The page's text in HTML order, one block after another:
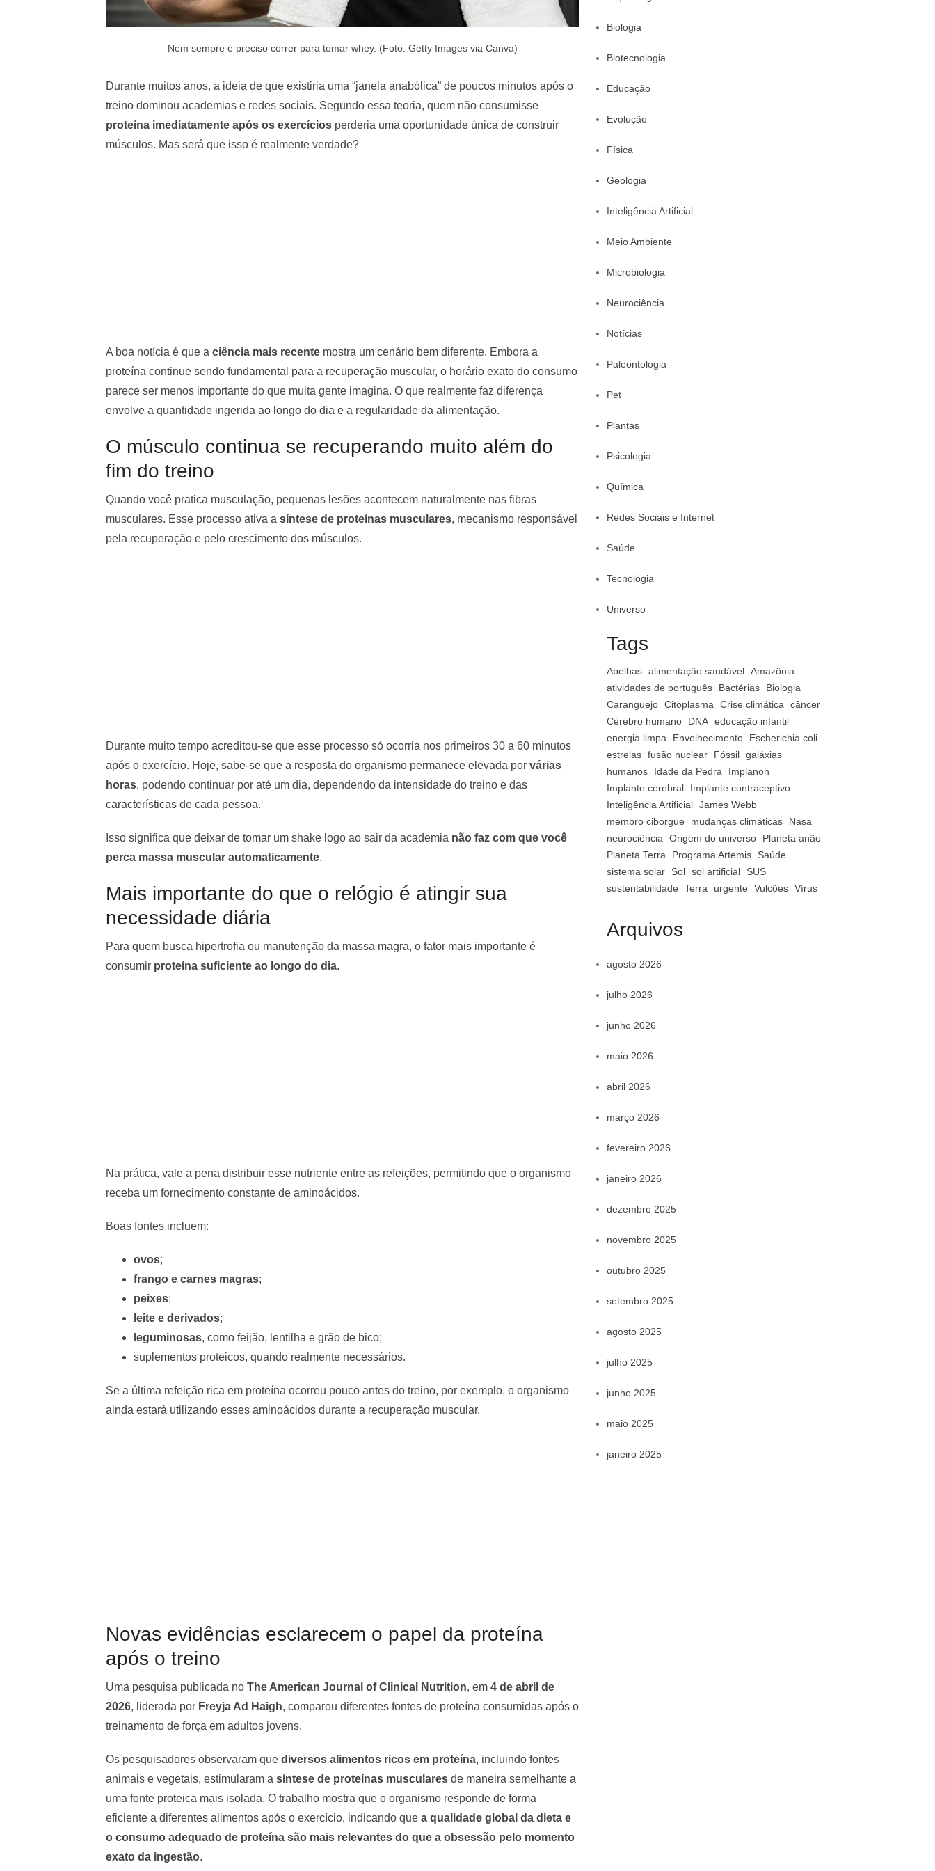
Nem sempre é preciso correr para tomar whey. (Foto: Getty Images via Canva)
Durante muitos anos, a ideia de que existiria uma “janela anabólica” de poucos minutos após o
treino dominou academias e redes sociais. Segundo essa teoria, quem não consumisse
proteína imediatamente após os exercícios perderia uma oportunidade única de construir
músculos. Mas será que isso é realmente verdade?
A boa notícia é que a ciência mais recente mostra um cenário bem diferente. Embora a
proteína continue sendo fundamental para a recuperação muscular, o horário exato do consumo
parece ser menos importante do que muita gente imagina. O que realmente faz diferença
envolve a quantidade ingerida ao longo do dia e a regularidade da alimentação.
O músculo continua se recuperando muito além do
fim do treino
Quando você pratica musculação, pequenas lesões acontecem naturalmente nas fibras
musculares. Esse processo ativa a síntese de proteínas musculares, mecanismo responsável
pela recuperação e pelo crescimento dos músculos.
Durante muito tempo acreditou-se que esse processo só ocorria nos primeiros 30 a 60 minutos
após o exercício. Hoje, sabe-se que a resposta do organismo permanece elevada por várias
horas, podendo continuar por até um dia, dependendo da intensidade do treino e das
características de cada pessoa.
Isso significa que deixar de tomar um shake logo ao sair da academia não faz com que você
perca massa muscular automaticamente.
Mais importante do que o relógio é atingir sua
necessidade diária
Para quem busca hipertrofia ou manutenção da massa magra, o fator mais importante é
consumir proteína suficiente ao longo do dia.
Na prática, vale a pena distribuir esse nutriente entre as refeições, permitindo que o organismo
receba um fornecimento constante de aminoácidos.
Boas fontes incluem:
ovos;
frango e carnes magras;
peixes;
leite e derivados;
leguminosas, como feijão, lentilha e grão de bico;
suplementos proteicos, quando realmente necessários.
Se a última refeição rica em proteína ocorreu pouco antes do treino, por exemplo, o organismo
ainda estará utilizando esses aminoácidos durante a recuperação muscular.
Novas evidências esclarecem o papel da proteína
após o treino
Uma pesquisa publicada no The American Journal of Clinical Nutrition, em 4 de abril de
2026, liderada por Freyja Ad Haigh, comparou diferentes fontes de proteína consumidas após o
treinamento de força em adultos jovens.
Os pesquisadores observaram que diversos alimentos ricos em proteína, incluindo fontes
animais e vegetais, estimularam a síntese de proteínas musculares de maneira semelhante a
uma fonte proteica mais isolada. O trabalho mostra que o organismo responde de forma
eficiente a diferentes alimentos após o exercício, indicando que a qualidade global da dieta e
o consumo adequado de proteína são mais relevantes do que a obsessão pelo momento
exato da ingestão.
Biologia
Biotecnologia
Educação
Evolução
Física
Geologia
Inteligência Artificial
Meio Ambiente
Microbiologia
Neurociência
Notícias
Paleontologia
Pet
Plantas
Psicologia
Química
Redes Sociais e Internet
Saúde
Tecnologia
Universo
Tags
Abelhas alimentação saudável Amazônia
atividades de português
Bactérias
Biologia
Caranguejo Citoplasma Crise climática
câncer
Cérebro humano
DNA educação infantil
energia limpa
Envelhecimento
Escherichia coli
estrelas fusão nuclear Fóssil galáxias
humanos
Idade da Pedra
Implanon
Implante cerebral
Implante contraceptivo
Inteligência Artificial James Webb
membro ciborgue
mudanças climáticas
Nasa
neurociência
Origem do universo
Planeta anão
Planeta Terra
Programa Artemis
Saúde
sistema solar
Sol sol artificial
SUS
sustentabilidade
Terra urgente Vulcões Vírus
Arquivos
agosto 2026
julho 2026
junho 2026
maio 2026
abril 2026
março 2026
fevereiro 2026
janeiro 2026
dezembro 2025
novembro 2025
outubro 2025
setembro 2025
agosto 2025
julho 2025
junho 2025
maio 2025
janeiro 2025